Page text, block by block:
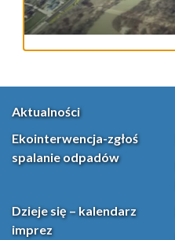
Aktualności
Ekointerwencja-zgłoś
spalanie odpadów
Dzieje się – kalendarz
imprez